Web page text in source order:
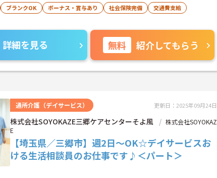
ブランクOK ボーナス・賞与あり 社会保険完備
交通費支給
詳細を見る 無料 紹介してもらう
通所介護（デイサービス） 更新日：2025年09月24日
株式会社SOYOKAZE三郷ケアセンターそよ風
株式会社SOYOKAZ
E
【埼玉県／三郷市】週2日～OK☆デイサービスお
ける生活相談員のお仕事です♪＜パート＞